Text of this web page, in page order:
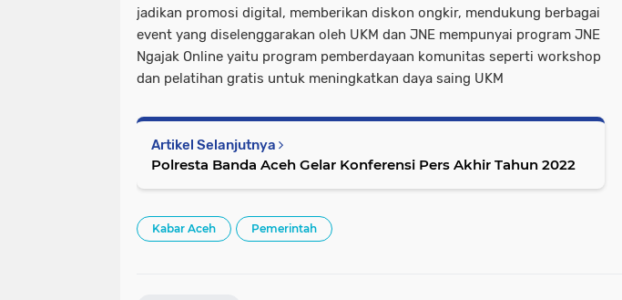
jadikan promosi digital, memberikan diskon ongkir, mendukung berbagai
event yang diselenggarakan oleh UKM dan JNE mempunyai program JNE
Ngajak Online yaitu program pemberdayaan komunitas seperti workshop
dan pelatihan gratis untuk meningkatkan daya saing UKM
Artikel Selanjutnya
Polresta Banda Aceh Gelar Konferensi Pers Akhir Tahun 2022
Kabar Aceh Pemerintah